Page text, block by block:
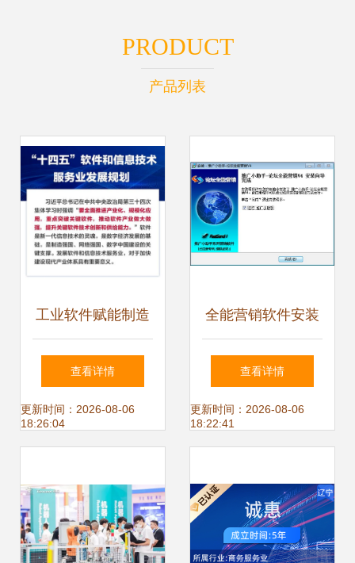
PRODUCT
产品列表
工业软件赋能制造
业数字化转型 技术
研发与技术推广服
查看详情
更新时间：2026-08-06
18:26:04
全能营销软件安装
教程与技术支持详
解
查看详情
更新时间：2026-08-06
18:22:41